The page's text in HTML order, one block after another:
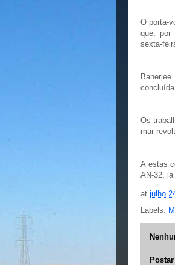
O porta-
que, por
sexta-
Os
mar
A estas
AN-32,
at julho
Labels: